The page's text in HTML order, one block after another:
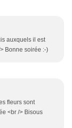
auxquels il est
Bonne soirée :-)
fleurs sont
<br /> Bisous